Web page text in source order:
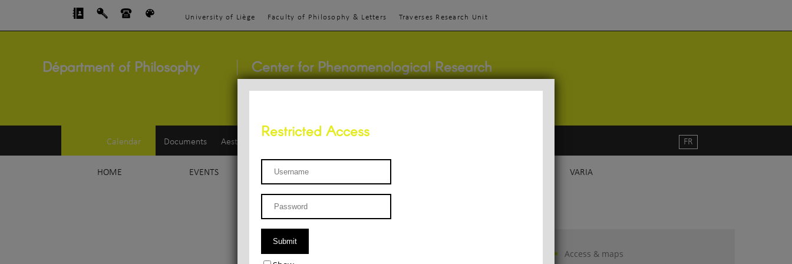
University of Liège Faculty of Philosophy & Letters Traverses Research Unit
Départment of Philosophy Center for Phenomenological Research
Calendar Documents Aesthetics
HOME EVENTS TEACHINGS VARIA
FR
Access & maps
Restricted Access